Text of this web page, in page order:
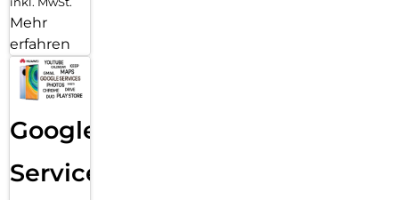
Mehr
erfahren
Google
Services